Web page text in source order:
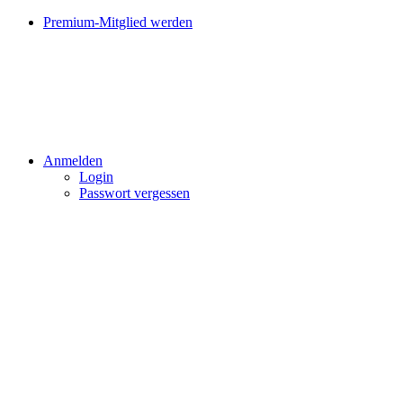
Premium-Mitglied werden
Anmelden
Login
Passwort vergessen